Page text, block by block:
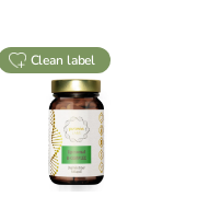
clean label